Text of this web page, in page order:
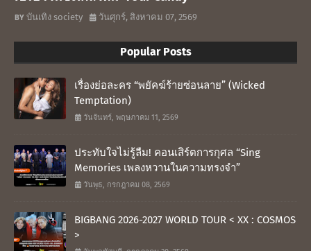
บันเทิง society วันศุกร์, สิงหาคม 07, 2569
Popular Posts
เรื่องย่อละคร “พยัคฆ์ร้ายซ่อนลาย” (Wicked
Temptation)
วันจันทร์, พฤษภาคม 11, 2569
ประทับใจไม่รู้ลืม! คอนเสิร์ตการกุศล “Sing
Memories เพลงหวานในความทรงจำ”
วันพุธ, กรกฎาคม 08, 2569
BIGBANG 2026-2027 WORLD TOUR < XX : COSMOS
>